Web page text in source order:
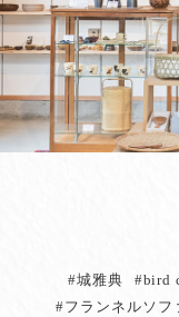
#城雅典 #bird
#フランネルソフ